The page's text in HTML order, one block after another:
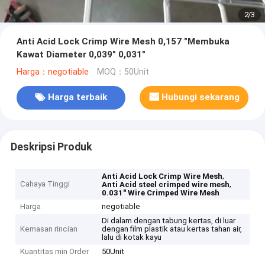
2/3
Anti Acid Lock Crimp Wire Mesh 0,157 "Membuka
Kawat Diameter 0,039" 0,031"
Harga：negotiable MOQ：50Unit
Harga terbaik Hubungi sekarang
Deskripsi Produk
Cahaya Tinggi
Anti Acid Lock Crimp Wire Mesh,
Anti Acid steel crimped wire mesh,
0.031" Wire Crimped Wire Mesh
Harga
negotiable
Kemasan rincian
Di dalam dengan tabung kertas, di luar
dengan film plastik atau kertas tahan air,
lalu di kotak kayu
Kuantitas min Order
50Unit